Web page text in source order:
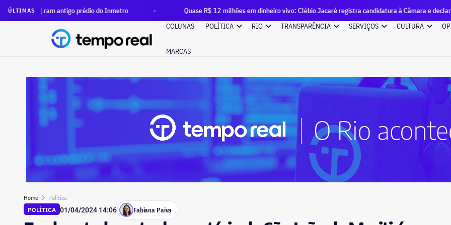
ÚLTIMAS
antigo prédio do Inmetro Quase R$ 12 milhões em dinheiro vivo: Clébio Jacaré registra candidatura à Câmara e declara patrimônio
COLUNAS
POLÍTICA RIO TRANSPARÊNCIA SERVIÇOS CULTURA
MARCAS
Home
Política
POLÍTICA 01/04/2024 14:06 Fabiana Paiva